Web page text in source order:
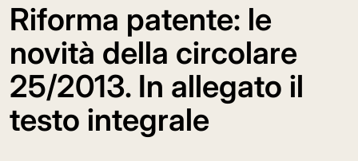
Riforma patente: le
novità della circolare
25/2013. In allegato il
testo integrale